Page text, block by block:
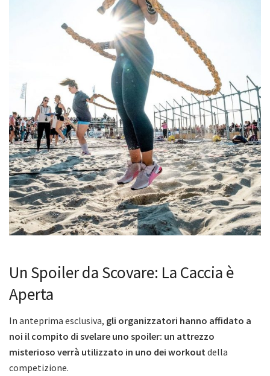
Un Spoiler da Scovare: La Caccia è
Aperta
In anteprima esclusiva, gli organizzatori hanno affidato a
noi il compito di svelare uno spoiler: un attrezzo
misterioso verrà utilizzato in uno dei workoutdella
competizione.